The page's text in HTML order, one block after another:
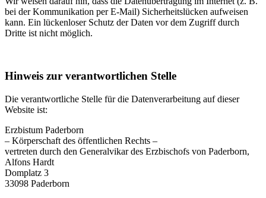
bei der Kommunikation per E-Mail) Sicherheitslücken aufweisen
kann. Ein lückenloser Schutz der Daten vor dem Zugriff durch
Dritte ist nicht möglich.
Hinweis zur verantwortlichen Stelle
Die verantwortliche Stelle für die Datenverarbeitung auf dieser
Website ist:
Erzbistum Paderborn
– Körperschaft des öffentlichen Rechts –
vertreten durch den Generalvikar des Erzbischofs von Paderborn,
Alfons Hardt
Domplatz 3
33098 Paderborn